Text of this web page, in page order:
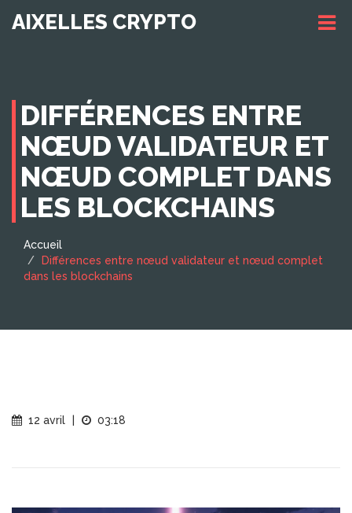
AIXELLES CRYPTO
DIFFÉRENCES ENTRE
NŒUD VALIDATEUR ET
NŒUD COMPLET DANS
LES BLOCKCHAINS
Accueil
Différences entre nœud validateur et nœud complet
dans les blockchains
12 avril 03:18